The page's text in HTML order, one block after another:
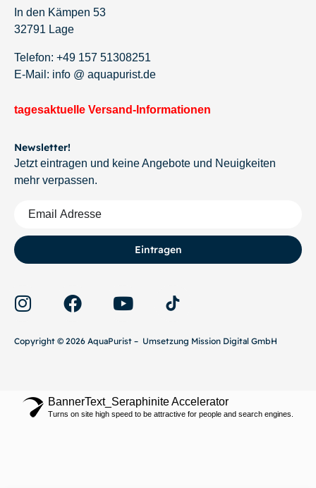
In den Kämpen 53
32791 Lage
Telefon: +49 157 51308251
E-Mail: info @ aquapurist.de
tagesaktuelle Versand-Informationen
Copyright © 2026 AquaPurist – Umsetzung Mission Digital GmbH
Newsletter!
Jetzt eintragen und keine Angebote und Neuigkeiten
mehr verpassen.
Eintragen
BannerText_Seraphinite Accelerator
Turns on site high speed to be attractive for people and search engines.